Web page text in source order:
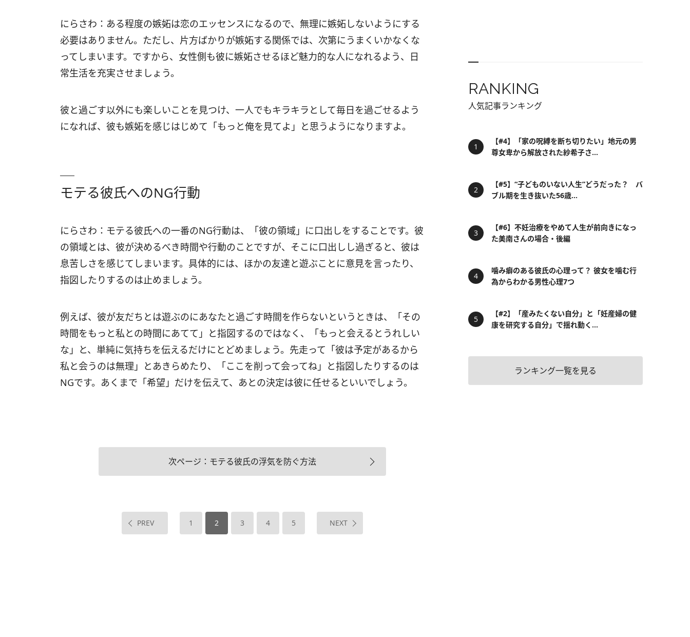
にらさわ：ある程度の嫉妬は恋のエッセンスになるので、無理に嫉妬しないようにする
必要はありません。ただし、片方ばかりが嫉妬する関係では、次第にうまくいかなくな
ってしまいます。ですから、女性側も彼に嫉妬させるほど魅力的な人になれるよう、日
常生活を充実させましょう。
彼と過ごす以外にも楽しいことを見つけ、一人でもキラキラとして毎日を過ごせるよう
になれば、彼も嫉妬を感じはじめて「もっと俺を見てよ」と思うようになりますよ。
モテる彼氏へのNG行動
にらさわ：モテる彼氏への一番のNG行動は、「彼の領域」に口出しをすることです。彼
の領域とは、彼が決めるべき時間や行動のことですが、そこに口出しし過ぎると、彼は
息苦しさを感じてしまいます。具体的には、ほかの友達と遊ぶことに意見を言ったり、
指図したりするのは止めましょう。
例えば、彼が友だちとは遊ぶのにあなたと過ごす時間を作らないというときは、「その
時間をもっと私との時間にあてて」と指図するのではなく、「もっと会えるとうれしい
な」と、単純に気持ちを伝えるだけにとどめましょう。先走って「彼は予定があるから
私と会うのは無理」とあきらめたり、「ここを削って会ってね」と指図したりするのは
NGです。あくまで「希望」だけを伝えて、あとの決定は彼に任せるといいでしょう。
次ページ：モテる彼氏の浮気を防ぐ方法
PREV 1 2 3 4 5 NEXT
RANKING
人気記事ランキング
【#4】「家の呪縛を断ち切りたい」地元の男
尊女卑から解放された紗希子さ...
【#5】“子どものいない人生”どうだった？ バ
ブル期を生き抜いた56歳...
【#6】不妊治療をやめて人生が前向きになっ
た美南さんの場合・後編
噛み癖のある彼氏の心理って？ 彼女を噛む行
為からわかる男性心理7つ
【#2】「産みたくない自分」と「妊産婦の健
康を研究する自分」で揺れ動く...
ランキング一覧を見る